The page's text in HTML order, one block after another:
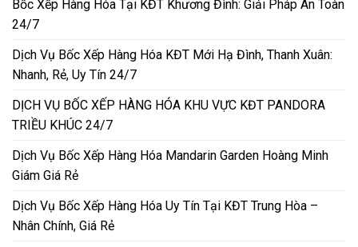
Bốc Xếp Hàng Hóa Tại KĐT Khương Đình: Giải Pháp An Toàn
24/7
Dịch Vụ Bốc Xếp Hàng Hóa KĐT Mới Hạ Đình, Thanh Xuân:
Nhanh, Rẻ, Uy Tín 24/7
DỊCH VỤ BỐC XẾP HÀNG HÓA KHU VỰC KĐT PANDORA
TRIỀU KHÚC 24/7
Dịch Vụ Bốc Xếp Hàng Hóa Mandarin Garden Hoàng Minh
Giám Giá Rẻ
Dịch Vụ Bốc Xếp Hàng Hóa Uy Tín Tại KĐT Trung Hòa –
Nhân Chính, Giá Rẻ